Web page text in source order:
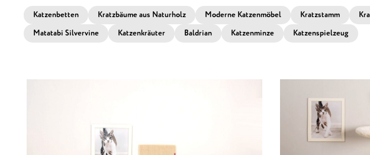
Katzenbetten Kratzbäume aus Naturholz Moderne Katzenmöbel Kratzstamm
Matatabi Silvervine
Katzenkräuter Baldrian Katzenminze Katzenspielzeug